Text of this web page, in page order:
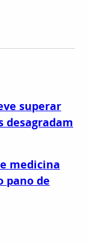
superar
desagradam
medicina
pano de